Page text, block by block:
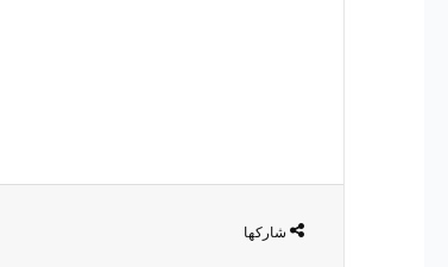
شاركها